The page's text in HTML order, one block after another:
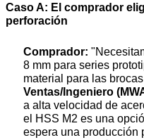
Caso A: El comprador
perforación
Comprador:
8 mm para series
material para las
Ventas/Ingeniero
a alta velocidad de
el HSS M2 es una
espera una producción